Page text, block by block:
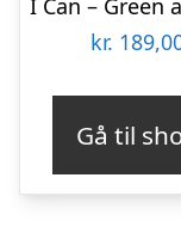
kr.
Gå til